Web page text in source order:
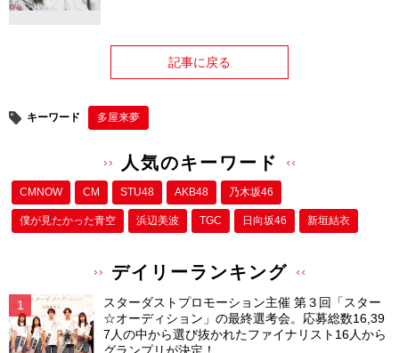
記事に戻る
キーワード 多屋来夢
人気のキーワード
CMNOW CM STU48 AKB48 乃木坂46
僕が⾒たかった⻘空 浜辺美波 TGC 日向坂46 新垣結衣
デイリーランキング
スターダストプロモーション主催 第３回「スター
☆オーディション」の最終選考会。応募総数16,39
7人の中から選び抜かれたファイナリスト16人から